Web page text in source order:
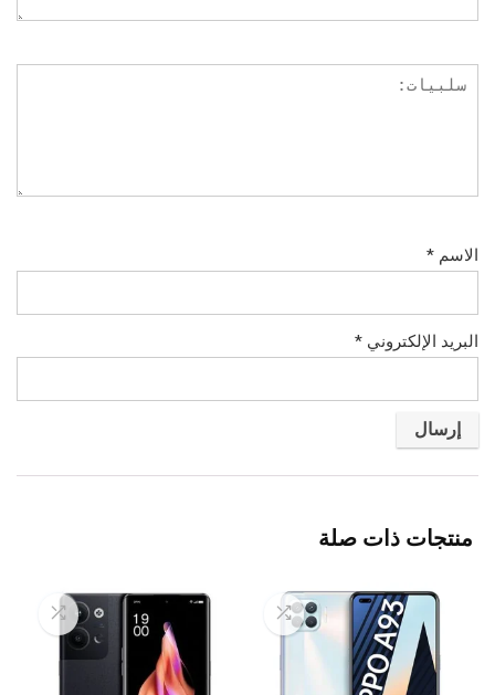
الاسم *
البريد الإلكتروني *
منتجات ذات صلة